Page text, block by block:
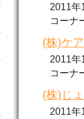
2011年
コーナ
(株)ケ
2011年
コーナ
(株)じ
2011年